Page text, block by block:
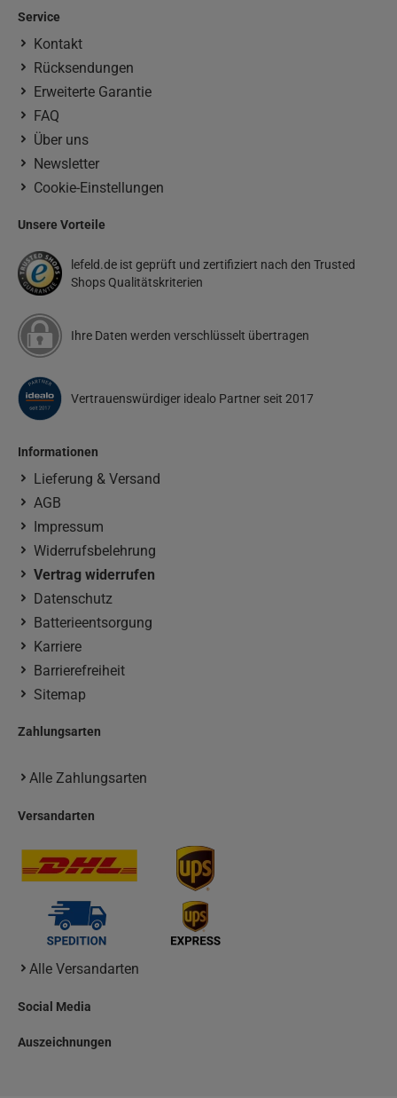
Service
Kontakt
Rücksendungen
Erweiterte Garantie
FAQ
Über uns
Newsletter
Cookie-Einstellungen
Unsere Vorteile
lefeld.de ist geprüft und zertifiziert nach den Trusted
Shops Qualitätskriterien
Ihre Daten werden verschlüsselt übertragen
Vertrauenswürdiger idealo Partner seit 2017
Informationen
Lieferung & Versand
AGB
Impressum
Widerrufsbelehrung
Vertrag widerrufen
Datenschutz
Batterieentsorgung
Karriere
Barrierefreiheit
Sitemap
Zahlungsarten
Alle Zahlungsarten
Versandarten
Alle Versandarten
Social Media
Auszeichnungen